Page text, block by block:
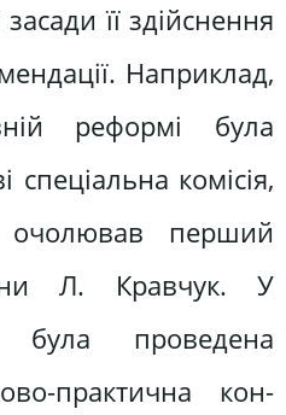
її здійснен­ня
Напри­клад,
реформі була
комісія,
пер­ший
Л. Кравчук. У
була проведена
практична кон­